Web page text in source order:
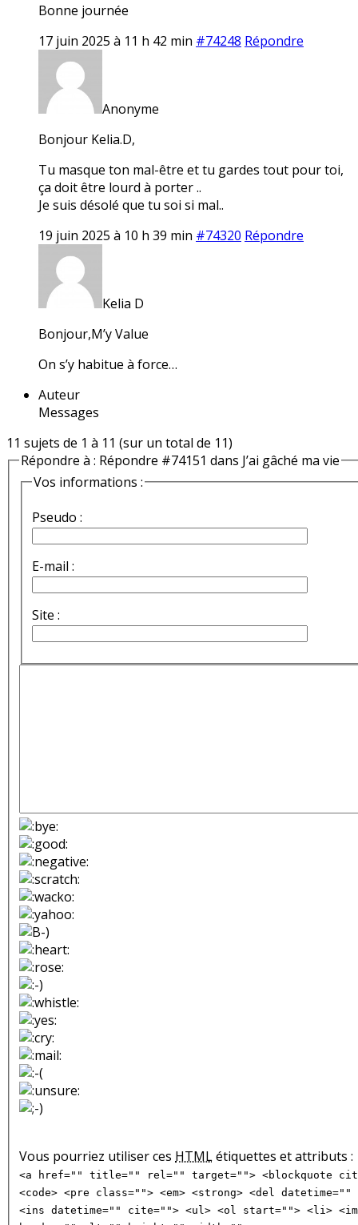
Bonne journée
17 juin 2025 à 11 h 42 min #74248 Répondre
Anonyme
Bonjour Kelia.D,
Tu masque ton mal-être et tu gardes tout pour toi,
ça doit être lourd à porter ..
Je suis désolé que tu soi si mal..
19 juin 2025 à 10 h 39 min #74320 Répondre
Kelia D
Bonjour,M’y Value
On s’y habitue à force…
Auteur
Messages
11 sujets de 1 à 11 (sur un total de 11)
Répondre à : Répondre #74151 dans J’ai gâché ma vie
Vos informations :
Pseudo :
E-mail :
Site :
Vous pourriez utiliser ces HTMLétiquettes et attributs :
<a href="" title="" rel="" target=""> <blockquote
<code> <pre class=""> <em> <strong> <del
<ins datetime="" cite=""> <ul> <ol start=""> <li>